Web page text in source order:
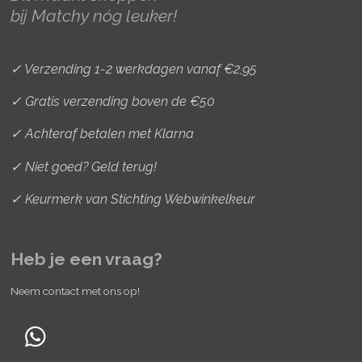
a
k
s
bij Matchy nóg leuker!
✓ Verzending 1-2 werkdagen vanaf €2,95
✓ Gratis verzending boven de €50
✓ Achteraf betalen met Klarna
✓ Niet goed? Geld terug!
✓ Keurmerk van Stichting Webwinkelkeur
Heb je een vraag?
Neem contact met ons op!
W